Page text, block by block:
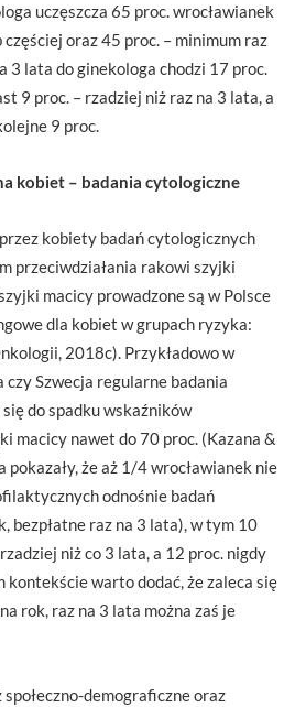
uczęszcza 65 proc. wrocławianek
częściej oraz 45 proc. – minimum raz
3 lata do ginekologa chodzi 17 proc.
9 proc. – rzadziej niż raz na 3 lata, a
9 proc.
kobiet – badania cytologiczne
kobiety badań cytologicznych
przeciwdziałania rakowi szyjki
macicy prowadzone są w Polsce
dla kobiet w grupach ryzyka:
2018c). Przykładowo w
Szwecja regularne badania
do spadku wskaźników
macicy nawet do 70 proc. (Kazana &
że aż 1/4 wrocławianek nie
odnośnie badań
bezpłatne raz na 3 lata), w tym 10
niż co 3 lata, a 12 proc. nigdy
kontekście warto dodać, że zaleca się
rok, raz na 3 lata można zaś je
demograficzne oraz